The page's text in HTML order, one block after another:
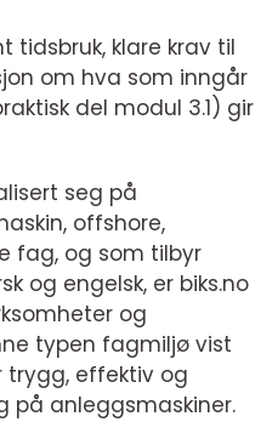
tidsbruk, klare krav til
om hva som inngår
del modul 3.1) gir
seg på
offshore,
fag, og som tilbyr
og engelsk, er biks.no
og
typen fagmiljø vist
effektiv og
anleggsmaskiner.